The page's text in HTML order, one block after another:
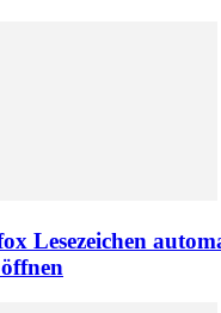
Lesezeichen